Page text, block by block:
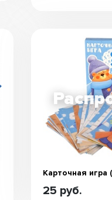
Карточная игра
25 руб.